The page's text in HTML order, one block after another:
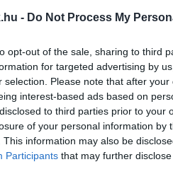
- Do Not Process My
opt-out of the sale, sharing to third
for targeted advertising by
selection. Please note that after
interest-based ads based on
to third parties prior to your
of your personal information by
This information may also be
Participants that may further
KDNP ELNÖKE
általa kezdeményezett
ki szokta jelenteni,